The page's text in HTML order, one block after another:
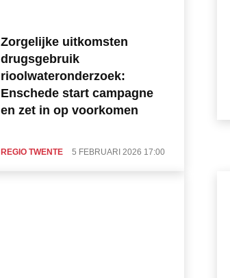
Zorgelijke uitkomsten
drugsgebruik
rioolwateronderzoek:
Enschede start campagne
en zet in op voorkomen
REGIO TWENTE 5 FEBRUARI 2026 17:00